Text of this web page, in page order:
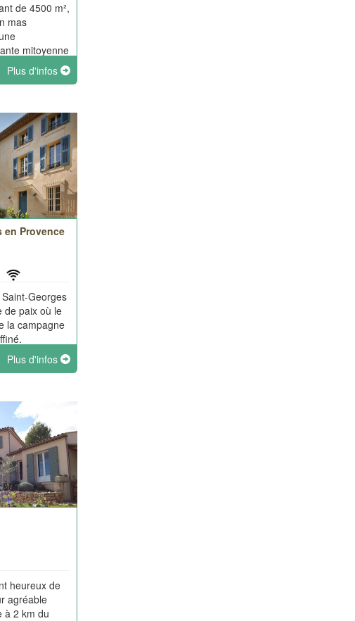
de 4500 m²,
mas
mitoyenne
quant à
à l'étage et
Plus d'infos
en Provence
Georges
de paix où le
la campagne
Plus d'infos
heureux de
agréable
à 2 km du